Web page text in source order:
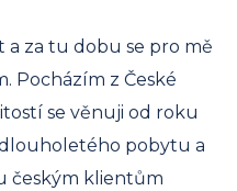
a za tu dobu se pro mě
Pocházím z České
se věnuji od roku
pobytu a
českým klientům